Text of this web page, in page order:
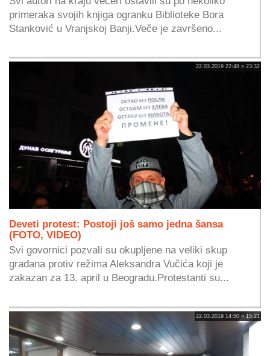
primeraka svojih knjiga ogranku Biblioteke Bora
Stanković u Vranjskoj Banji.Veče je završeno...
22.03.2019 22:48 » 23:32
Deveti protest: Postoji još samo jedna šansa
(FOTO, VIDEO)
Svi govornici pozvali su okupljene na veliki skup
građana protiv režima Aleksandra Vučića koji je
zakazan za 13. april u Beogradu.Protestanti su...
22.03.2019 14:50 » 15:21